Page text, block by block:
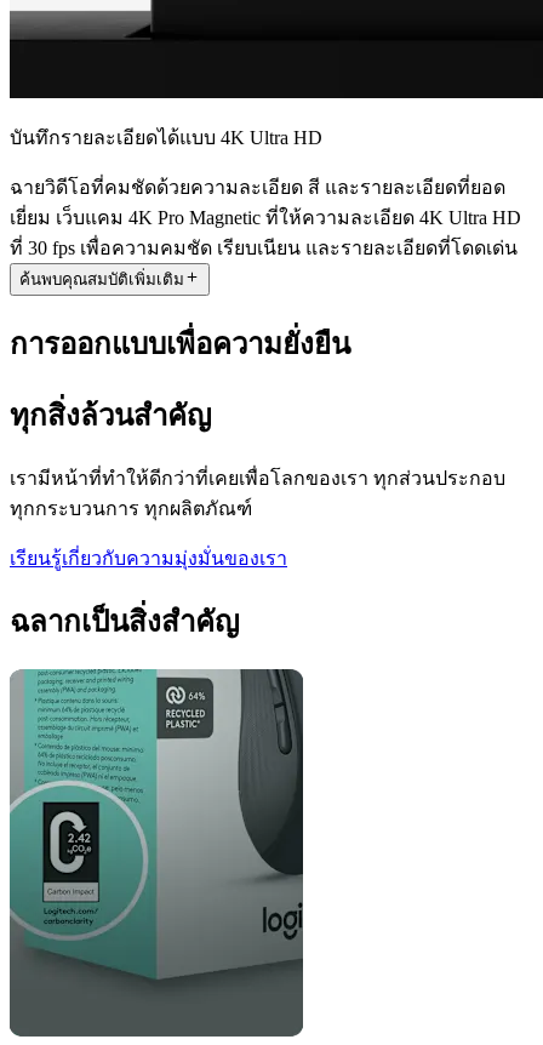
บันทึกรายละเอียดได้แบบ 4K Ultra HD
ฉายวิดีโอที่คมชัดด้วยความละเอียด สี และรายละเอียดที่ยอด
เยี่ยม เว็บแคม 4K Pro Magnetic ที่ให้ความละเอียด 4K Ultra HD
ที่ 30 fps เพื่อความคมชัด เรียบเนียน และรายละเอียดที่โดดเด่น
ค้นพบคุณสมบัติเพิ่มเติม
การออกแบบเพื่อความยั่งยืน
ทุกสิ่งล้วนสำคัญ
เรามีหน้าที่ทำให้ดีกว่าที่เคยเพื่อโลกของเรา ทุกส่วนประกอบ
ทุกกระบวนการ ทุกผลิตภัณฑ์
เรียนรู้เกี่ยวกับความมุ่งมั่นของเรา
ฉลากเป็นสิ่งสำคัญ